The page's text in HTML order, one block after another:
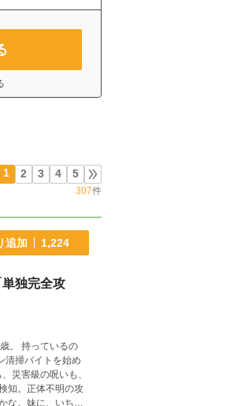
1 2 3 4 5
307件
追加 1,224
独完全攻
清掃バイトを始め